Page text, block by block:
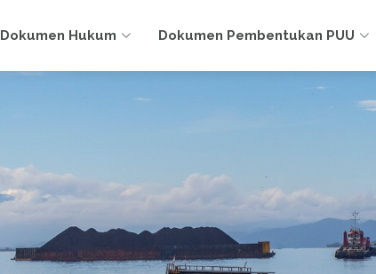
Dokumen Hukum Dokumen Pembentukan PUU